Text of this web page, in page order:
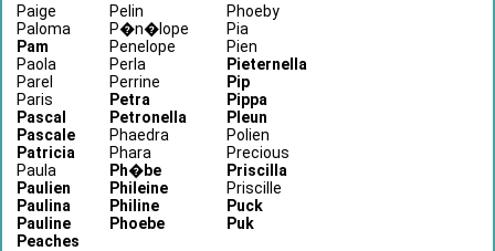
Paige
Paloma
Pam
Paola
Parel
Paris
Pascal
Pascale
Patricia
Paula
Paulien
Paulina
Pauline
Peaches
Pelin
P�n�lope
Penelope
Perla
Perrine
Petra
Petronella
Phaedra
Phara
Ph�be
Phileine
Philine
Phoebe
Phoeby
Pia
Pien
Pieternella
Pip
Pippa
Pleun
Polien
Precious
Priscilla
Priscille
Puck
Puk